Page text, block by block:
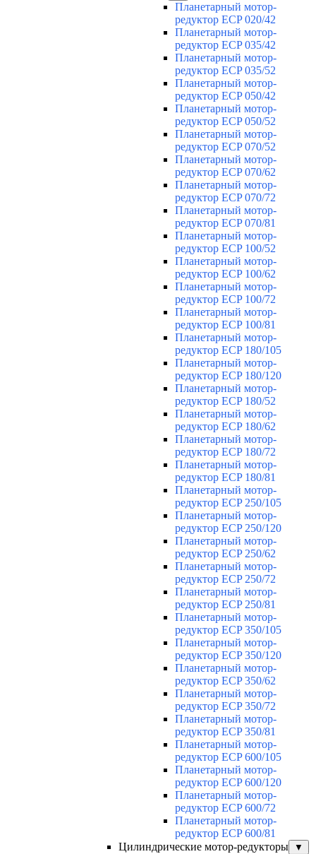
Планетарный мотор-
редуктор ECP 020/42
Планетарный мотор-
редуктор ECP 035/42
Планетарный мотор-
редуктор ECP 035/52
Планетарный мотор-
редуктор ECP 050/42
Планетарный мотор-
редуктор ECP 050/52
Планетарный мотор-
редуктор ECP 070/52
Планетарный мотор-
редуктор ECP 070/62
Планетарный мотор-
редуктор ECP 070/72
Планетарный мотор-
редуктор ECP 070/81
Планетарный мотор-
редуктор ECP 100/52
Планетарный мотор-
редуктор ECP 100/62
Планетарный мотор-
редуктор ECP 100/72
Планетарный мотор-
редуктор ECP 100/81
Планетарный мотор-
редуктор ECP 180/105
Планетарный мотор-
редуктор ECP 180/120
Планетарный мотор-
редуктор ECP 180/52
Планетарный мотор-
редуктор ECP 180/62
Планетарный мотор-
редуктор ECP 180/72
Планетарный мотор-
редуктор ECP 180/81
Планетарный мотор-
редуктор ECP 250/105
Планетарный мотор-
редуктор ECP 250/120
Планетарный мотор-
редуктор ECP 250/62
Планетарный мотор-
редуктор ECP 250/72
Планетарный мотор-
редуктор ECP 250/81
Планетарный мотор-
редуктор ECP 350/105
Планетарный мотор-
редуктор ECP 350/120
Планетарный мотор-
редуктор ECP 350/62
Планетарный мотор-
редуктор ECP 350/72
Планетарный мотор-
редуктор ECP 350/81
Планетарный мотор-
редуктор ECP 600/105
Планетарный мотор-
редуктор ECP 600/120
Планетарный мотор-
редуктор ECP 600/72
Планетарный мотор-
редуктор ECP 600/81
Цилиндрические мотор-редукторы
▼